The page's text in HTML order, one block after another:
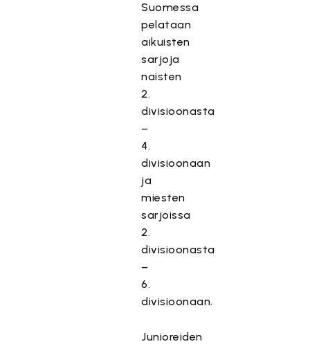
Suomessa
pelataan
aikuisten
sarjoja
naisten
2.
divisioonasta
–
4.
divisioonaan
ja
miesten
sarjoissa
2.
divisioonasta
–
6.
divisioonaan.
Junioreiden